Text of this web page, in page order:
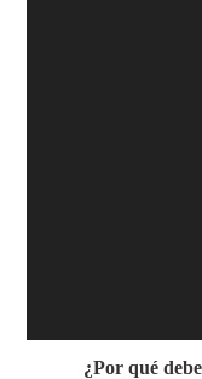
¿Por qué